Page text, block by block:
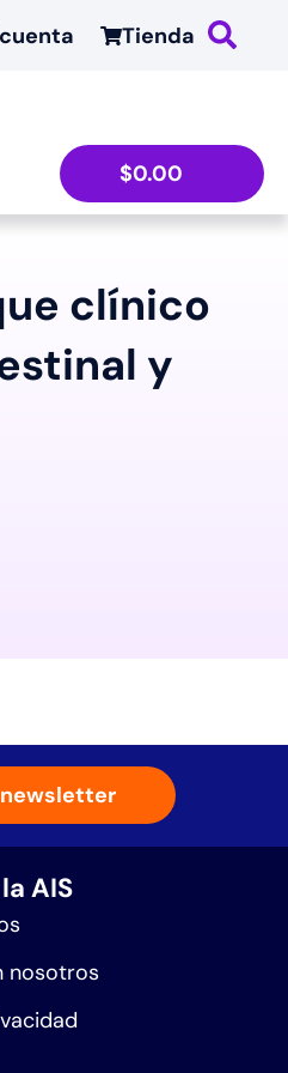
Tienda
$0.00
clínico
y
AIS
nosotros